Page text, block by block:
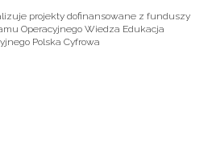
projekty dofinansowane z funduszy
Operacyjnego Wiedza Edukacja
Polska Cyfrowa